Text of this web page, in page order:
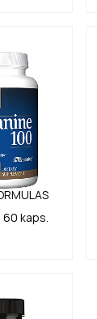
kaps.